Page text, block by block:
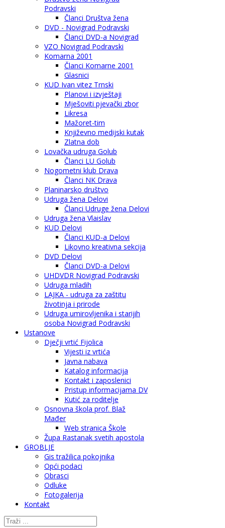
Podravski
Članci Društva žena
DVD - Novigrad Podravski
Članci DVD-a Novigrad
VZO Novigrad Podravski
Komarna 2001
Članci Komarne 2001
Glasnici
KUD Ivan vitez Trnski
Planovi i izvještaji
Mješoviti pjevački zbor
Likresa
Mažoret-tim
Književno medijski kutak
Zlatna dob
Lovačka udruga Golub
Članci LU Golub
Nogometni klub Drava
Članci NK Drava
Planinarsko društvo
Udruga žena Delovi
Članci Udruge žena Delovi
Udruga žena Vlaislav
KUD Delovi
Članci KUD-a Delovi
Likovno kreativna sekcija
DVD Delovi
Članci DVD-a Delovi
UHDVDR Novigrad Podravski
Udruga mladih
LAJKA - udruga za zaštitu
životinja i prirode
Udruga umirovljenika i starijih
osoba Novigrad Podravski
Ustanove
Dječji vrtić Fijolica
Vijesti iz vrtića
Javna nabava
Katalog informacija
Kontakt i zaposlenici
Pristup informacijama DV
Kutić za roditelje
Osnovna škola prof. Blaž
Mađer
Web stranica Škole
Župa Rastanak svetih apostola
GROBLJE
Gis tražilica pokojnika
Opći podaci
Obrasci
Odluke
Fotogalerija
Kontakt